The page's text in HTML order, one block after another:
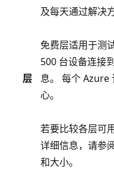
层
及每天通过解决
免费层适用于测
500 台设备连接
息。 每个 Azure
心。
若要比较各层可
详细信息，请参
和大小。